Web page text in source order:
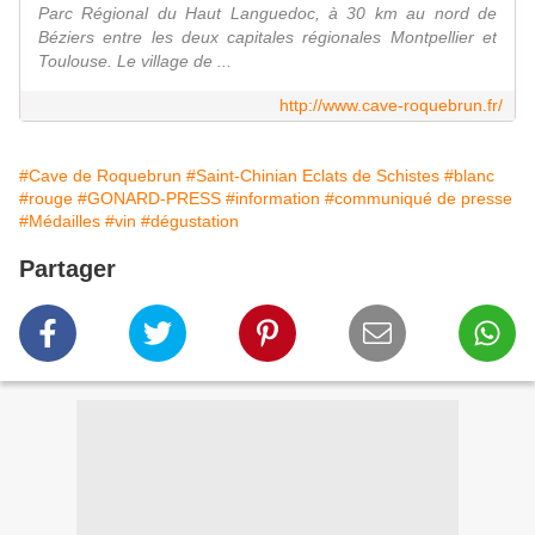
Parc Régional du Haut Languedoc, à 30 km au nord de
Béziers entre les deux capitales régionales Montpellier et
Toulouse. Le village de ...
http://www.cave-roquebrun.fr/
#Cave de Roquebrun #Saint-Chinian Eclats de Schistes #blanc
#rouge #GONARD-PRESS #information #communiqué de presse
#Médailles #vin #dégustation
Partager